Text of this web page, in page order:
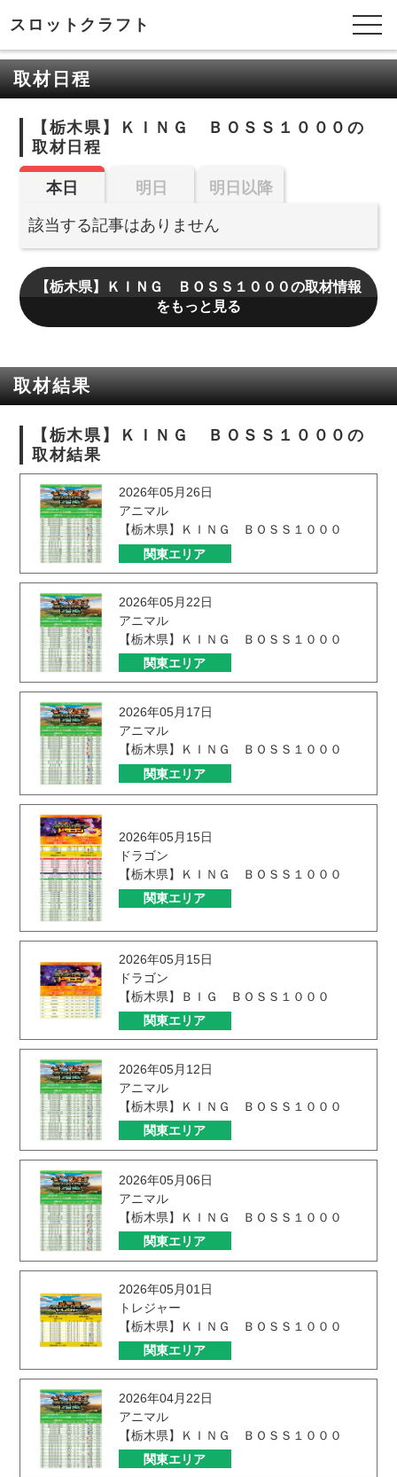
スロットクラフト
取材日程
【栃木県】ＫＩＮＧ ＢＯＳＳ１０００の
取材日程
本日 明日 明日以降
該当する記事はありません
【栃木県】ＫＩＮＧ ＢＯＳＳ１０００の取材情報
をもっと見る
取材結果
【栃木県】ＫＩＮＧ ＢＯＳＳ１０００の
取材結果
2026年05月26日
アニマル
【栃木県】ＫＩＮＧ ＢＯＳＳ１０００
関東エリア
2026年05月22日
アニマル
【栃木県】ＫＩＮＧ ＢＯＳＳ１０００
関東エリア
2026年05月17日
アニマル
【栃木県】ＫＩＮＧ ＢＯＳＳ１０００
関東エリア
2026年05月15日
ドラゴン
【栃木県】ＫＩＮＧ ＢＯＳＳ１０００
関東エリア
2026年05月15日
ドラゴン
【栃木県】ＢＩＧ ＢＯＳＳ１０００
関東エリア
2026年05月12日
アニマル
【栃木県】ＫＩＮＧ ＢＯＳＳ１０００
関東エリア
2026年05月06日
アニマル
【栃木県】ＫＩＮＧ ＢＯＳＳ１０００
関東エリア
2026年05月01日
トレジャー
【栃木県】ＫＩＮＧ ＢＯＳＳ１０００
関東エリア
2026年04月22日
アニマル
【栃木県】ＫＩＮＧ ＢＯＳＳ１０００
関東エリア